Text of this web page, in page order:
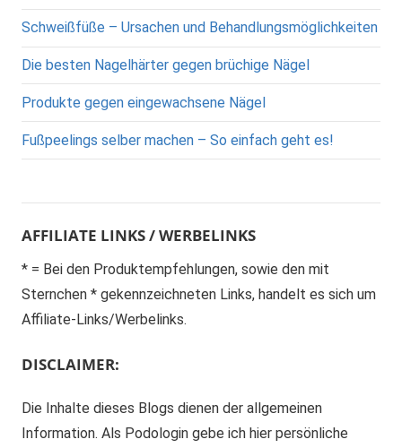
Schweißfüße – Ursachen und Behandlungsmöglichkeiten
Die besten Nagelhärter gegen brüchige Nägel
Produkte gegen eingewachsene Nägel
Fußpeelings selber machen – So einfach geht es!
AFFILIATE LINKS / WERBELINKS
* = Bei den Produktempfehlungen, sowie den mit
Sternchen * gekennzeichneten Links, handelt es sich um
Affiliate-Links/Werbelinks.
DISCLAIMER:
Die Inhalte dieses Blogs dienen der allgemeinen
Information. Als Podologin gebe ich hier persönliche